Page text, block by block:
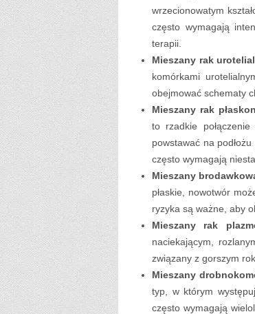
wrzecionowatym
często wymagają
terapii.
Mieszany rak
komórkami
obejmować schematy
Mieszany rak
to rzadkie
powstawać na
często wymagają
Mieszany
płaskie, nowotwór
ryzyka są ważne, aby
Mieszany rak
naciekającym,
związany z gorszym
Mieszany
typ, w którym
często wymagają